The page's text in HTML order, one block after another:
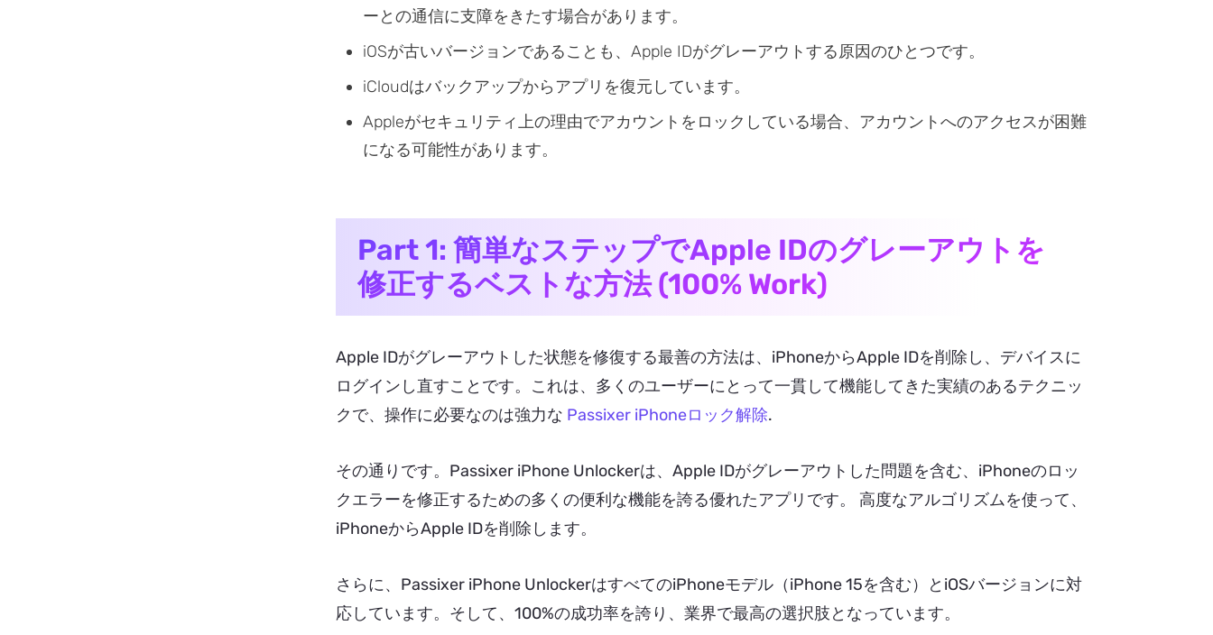
ーとの通信に支障をきたす場合があります。
iOSが古いバージョンであることも、Apple IDがグレーアウトする原因のひとつです。
iCloudはバックアップからアプリを復元しています。
Appleがセキュリティ上の理由でアカウントをロックしている場合、アカウントへのアクセスが困難
になる可能性があります。
Part 1: 簡単なステップでApple IDのグレーアウトを
修正するベストな方法 (100% Work)
Apple IDがグレーアウトした状態を修復する最善の方法は、iPhoneからApple IDを削除し、デバイスに
ログインし直すことです。これは、多くのユーザーにとって一貫して機能してきた実績のあるテクニッ
クで、操作に必要なのは強力な Passixer iPhoneロック解除.
その通りです。Passixer iPhone Unlockerは、Apple IDがグレーアウトした問題を含む、iPhoneのロッ
クエラーを修正するための多くの便利な機能を誇る優れたアプリです。 高度なアルゴリズムを使って、
iPhoneからApple IDを削除します。
さらに、Passixer iPhone UnlockerはすべてのiPhoneモデル（iPhone 15を含む）とiOSバージョンに対
応しています。そして、100%の成功率を誇り、業界で最高の選択肢となっています。